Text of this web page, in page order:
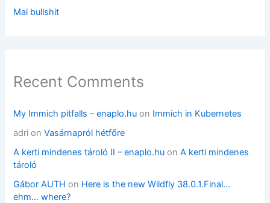
Mai bullshit
Recent Comments
My Immich pitfalls – enaplo.hu on Immich in Kubernetes
adri onVasárnapról hétfőre
A kerti mindenes tároló II – enaplo.hu onA kerti mindenes
tároló
Gábor AUTH on Here is the new Wildfly 38.0.1.Final…
ehm… where?